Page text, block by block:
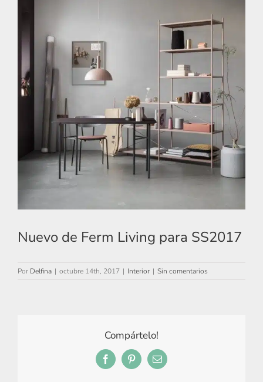
Nuevo de Ferm Living para SS2017
Por Delfina | octubre 14th, 2017 | Interior | Sin comentarios
Compártelo!
FacebookPinterestCorreo
electrónico